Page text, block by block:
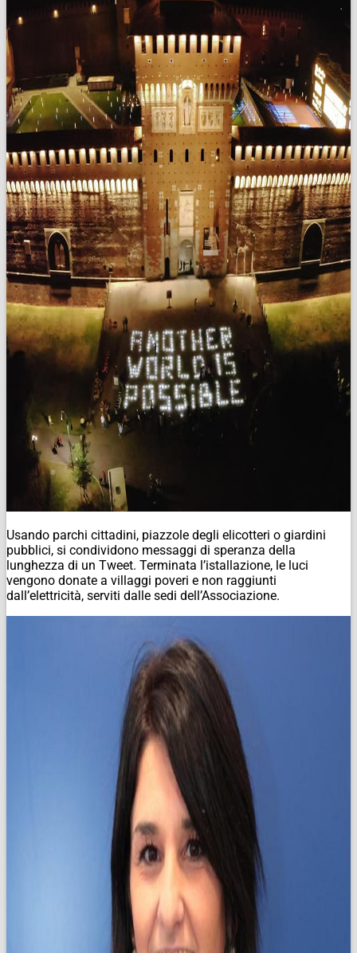
Usando parchi cittadini, piazzole degli elicotteri o giardini
pubblici, si condividono messaggi di speranza della
lunghezza di un Tweet. Terminata l’istallazione, le luci
vengono donate a villaggi poveri e non raggiunti
dall’elettricità, serviti dalle sedi dell’Associazione.